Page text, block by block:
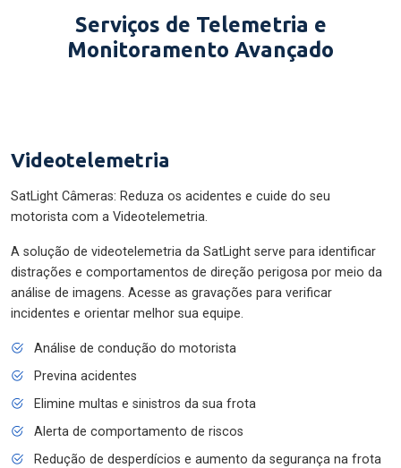
Serviços de Telemetria e
Monitoramento Avançado
Videotelemetria
SatLight Câmeras: Reduza os acidentes e cuide do seu
motorista com a Videotelemetria.
A solução de videotelemetria da SatLight serve para identificar
distrações e comportamentos de direção perigosa por meio da
análise de imagens. Acesse as gravações para verificar
incidentes e orientar melhor sua equipe.
Análise de condução do motorista
Previna acidentes
Elimine multas e sinistros da sua frota
Alerta de comportamento de riscos
Redução de desperdícios e aumento da segurança na frota